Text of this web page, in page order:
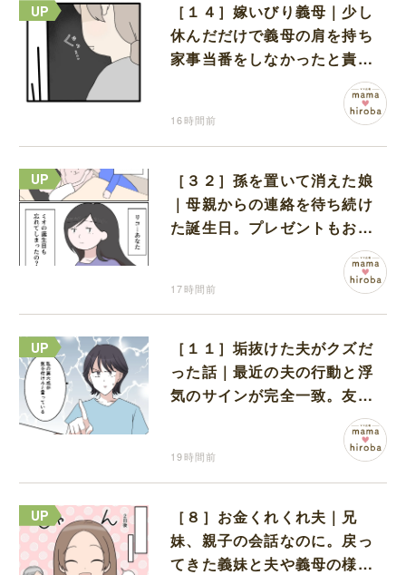
［１４］嫁いびり義母｜少し
休んだだけで義母の肩を持ち
家事当番をしなかったと責め
16時間前
［３２］孫を置いて消えた娘
｜母親からの連絡を待ち続け
た誕生日。プレゼントもお祝
17時間前
［１１］垢抜けた夫がクズだ
った話｜最近の夫の行動と浮
気のサインが完全一致。友人
19時間前
［８］お金くれくれ夫｜兄
妹、親子の会話なのに。戻っ
てきた義妹と夫や義母の様子